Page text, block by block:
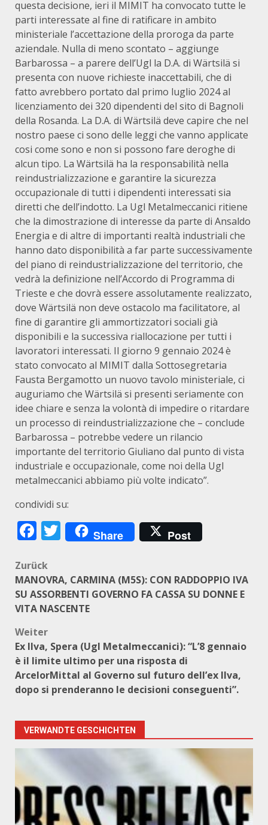
questa decisione, ieri il MIMIT ha convocato tutte le
parti interessate al fine di ratificare in ambito
ministeriale l’accettazione della proroga da parte
aziendale. Nulla di meno scontato – aggiunge
Barbarossa – a parere dell’Ugl la D.A. di Wärtsilä si
presenta con nuove richieste inaccettabili, che di
fatto avrebbero portato dal primo luglio 2024 al
licenziamento dei 320 dipendenti del sito di Bagnoli
della Rosanda. La D.A. di Wärtsilä deve capire che nel
nostro paese ci sono delle leggi che vanno applicate
cosi come sono e non si possono fare deroghe di
alcun tipo. La Wärtsilä ha la responsabilità nella
reindustrializzazione e garantire la sicurezza
occupazionale di tutti i dipendenti interessati sia
diretti che dell’indotto. La Ugl Metalmeccanici ritiene
che la dimostrazione di interesse da parte di Ansaldo
Energia e di altre di importanti realtà industriali che
hanno dato disponibilità a far parte successivamente
del piano di reindustrializzazione del territorio, che
vedrà la definizione nell’Accordo di Programma di
Trieste e che dovrà essere assolutamente realizzato,
dove Wärtsilä non deve ostacolo ma facilitatore, al
fine di garantire gli ammortizzatori sociali già
disponibili e la successiva riallocazione per tutti i
lavoratori interessati. Il giorno 9 gennaio 2024 è
stato convocato al MIMIT dalla Sottosegretaria
Fausta Bergamotto un nuovo tavolo ministeriale, ci
auguriamo che Wärtsilä si presenti seriamente con
idee chiare e senza la volontà di impedire o ritardare
un processo di reindustrializzazione che – conclude
Barbarossa – potrebbe vedere un rilancio
importante del territorio Giuliano dal punto di vista
industriale e occupazionale, come noi della Ugl
metalmeccanici abbiamo più volte indicato”.
condividi su:
Facebook
Twitter
Share Post
Beitragsnavigation
Zurück
MANOVRA, CARMINA (M5S): CON RADDOPPIO IVA
SU ASSORBENTI GOVERNO FA CASSA SU DONNE E
VITA NASCENTE
Weiter
Ex Ilva, Spera (Ugl Metalmeccanici): “L’8 gennaio
è il limite ultimo per una risposta di
ArcelorMittal al Governo sul futuro dell’ex Ilva,
dopo si prenderanno le decisioni conseguenti”.
VERWANDTE GESCHICHTEN